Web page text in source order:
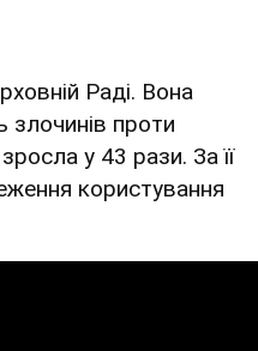
Раді. Вона
злочинів проти
у 43 рази. За її
користування